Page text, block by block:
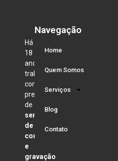
Há
18
anos
trabalhando
com
prestação
de
serviço
de
corte
e
gravação
Navegação
Home
Quem Somos
Serviços
Blog
Contato